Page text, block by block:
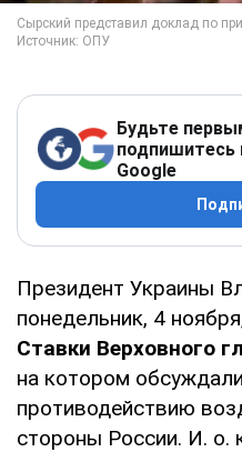
Будьте
подпишитесь
Google
Президент Украины
понедельник, 4
Ставки Верховного
на котором
противодействию
стороны России. И. о.